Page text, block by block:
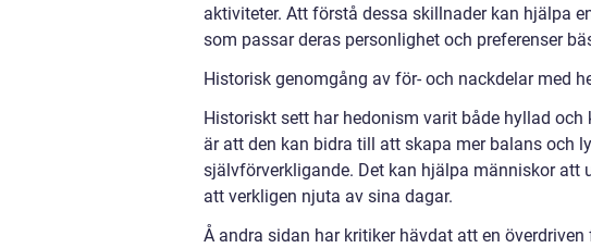
aktiviteter. Att förstå dessa skillnader kan hjälpa
som passar deras personlighet och preferenser
Historisk genomgång av för- och nackdelar med
Historiskt sett har hedonism varit både hyllad
är att den kan bidra till att skapa mer balans och
självförverkligande. Det kan hjälpa människor
att verkligen njuta av sina dagar.
Å andra sidan har kritiker hävdat att en